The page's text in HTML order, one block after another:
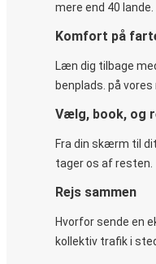
mere end 40 lande.
Komfort på
Læn dig tilbage
benplads. på
Vælg, book, og
Fra din skærm til
tager os af resten.
Rejs sammen
Hvorfor sende en
kollektiv trafik i